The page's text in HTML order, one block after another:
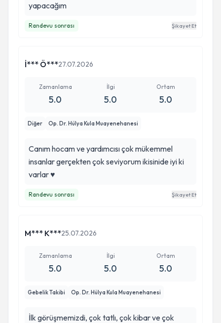
yapacağım
Randevu sonrası Şikayet Et
İ*** Ö***27.07.2026
Zamanlama
5.0
İlgi
5.0
Ortam
5.0
Diğer Op. Dr. Hülya Kula Muayenehanesi
Canım hocam ve yardımcısı çok mükemmel
insanlar gerçekten çok seviyorum ikisinide iyi ki
varlar ♥️
Randevu sonrası Şikayet Et
M*** K***25.07.2026
Zamanlama
5.0
İlgi
5.0
Ortam
5.0
Gebelik Takibi Op. Dr. Hülya Kula Muayenehanesi
İlk görüşmemizdi, çok tatlı, çok kibar ve çok